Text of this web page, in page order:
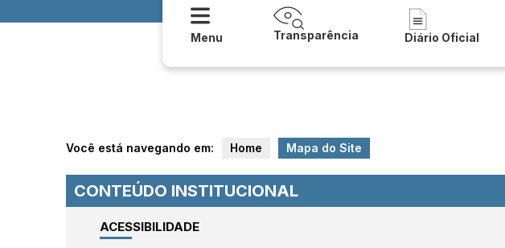
Menu Transparência Diário Oficial
Você está navegando em: Home Mapa do Site
CONTEÚDO INSTITUCIONAL
ACESSIBILIDADE